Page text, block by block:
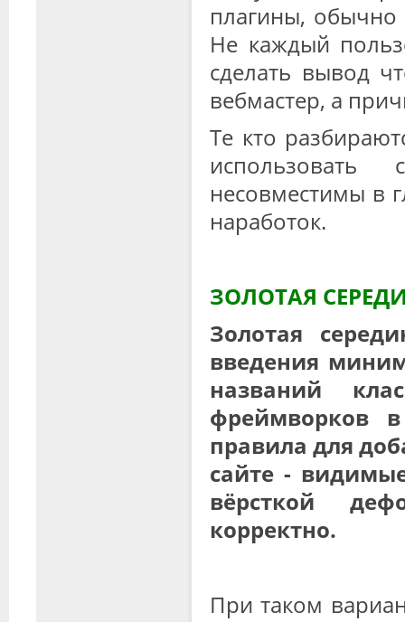
плагины, обычно
Не каждый
сделать вывод
вебмастер, а
Те кто
несовместимы в
наработок.
ЗОЛОТАЯ
Золотая
введения
названий
фреймворков
правила для
сайте -
вёрсткой
корректно.
При таком